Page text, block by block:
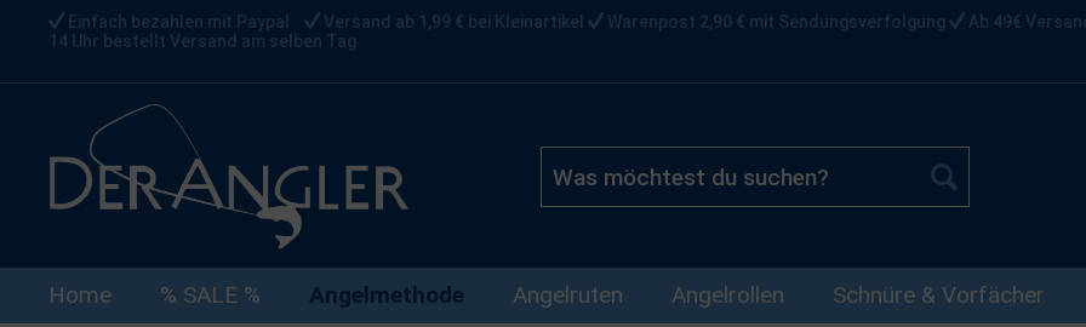
Einfach bezahlen mit Paypal Versand ab 1,99 € bei Kleinartikel Warenpost 2,90 € mit Sendungsverfolgung Ab 49€
14 Uhr bestellt Versand am selben Tag
Home % SALE % Angelmethode Angelruten Angelrollen Schnüre & Vorfächer